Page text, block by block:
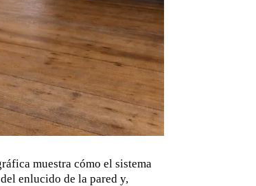
muestra cómo el sistema
enlucido de la pared y,